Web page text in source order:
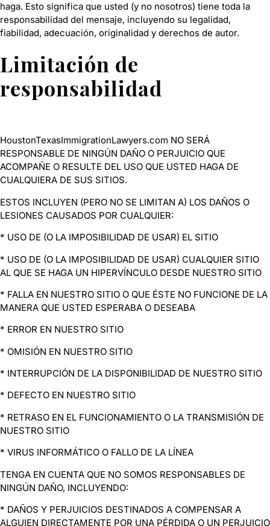
haga. Esto significa que usted (y no nosotros) tiene toda la
responsabilidad del mensaje, incluyendo su legalidad,
fiabilidad, adecuación, originalidad y derechos de autor.
Limitación de
responsabilidad
HoustonTexasImmigrationLawyers.com NO SERÁ
RESPONSABLE DE NINGÚN DAÑO O PERJUICIO QUE
ACOMPAÑE O RESULTE DEL USO QUE USTED HAGA DE
CUALQUIERA DE SUS SITIOS.
ESTOS INCLUYEN (PERO NO SE LIMITAN A) LOS DAÑOS O
LESIONES CAUSADOS POR CUALQUIER:
* USO DE (O LA IMPOSIBILIDAD DE USAR) EL SITIO
* USO DE (O LA IMPOSIBILIDAD DE USAR) CUALQUIER SITIO
AL QUE SE HAGA UN HIPERVÍNCULO DESDE NUESTRO SITIO
* FALLA EN NUESTRO SITIO O QUE ÉSTE NO FUNCIONE DE LA
MANERA QUE USTED ESPERABA O DESEABA
* ERROR EN NUESTRO SITIO
* OMISIÓN EN NUESTRO SITIO
* INTERRUPCIÓN DE LA DISPONIBILIDAD DE NUESTRO SITIO
* DEFECTO EN NUESTRO SITIO
* RETRASO EN EL FUNCIONAMIENTO O LA TRANSMISIÓN DE
NUESTRO SITIO
* VIRUS INFORMÁTICO O FALLO DE LA LÍNEA
TENGA EN CUENTA QUE NO SOMOS RESPONSABLES DE
NINGÚN DAÑO, INCLUYENDO:
* DAÑOS Y PERJUICIOS DESTINADOS A COMPENSAR A
ALGUIEN DIRECTAMENTE POR UNA PÉRDIDA O UN PERJUICIO